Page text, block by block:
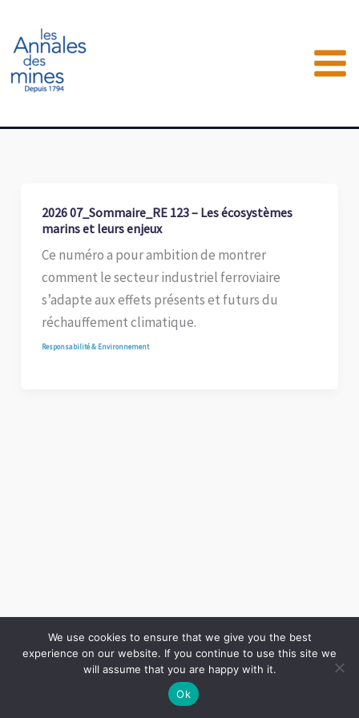
contenu
2026 07_Sommaire_RE 123 – Les écosystèmes
marins et leurs enjeux
Ce numéro a pour ambition de montrer
comment le secteur industriel ferroviaire
s’adapte aux effets présents et futurs du
réchauffement climatique.
Responsabilité & Environnement
Copyright © 2026 LES ANNALES DES MINES | Powered by Thème WordPress Astra
We use cookies to ensure that we give you the best
experience on our website. If you continue to use this site we
will assume that you are happy with it.
Ok